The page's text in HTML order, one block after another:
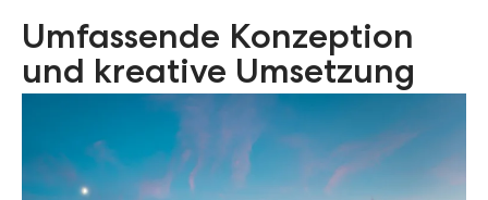
Umfassende Konzeption
und kreative Umsetzung